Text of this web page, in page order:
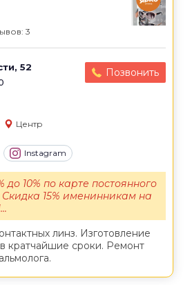
3
52
Позвонить
Центр
Instagram
линз. Изготовление
кратчайшие сроки. Ремонт
до 10% по карте постоянного
Скидка 15% именинникам на